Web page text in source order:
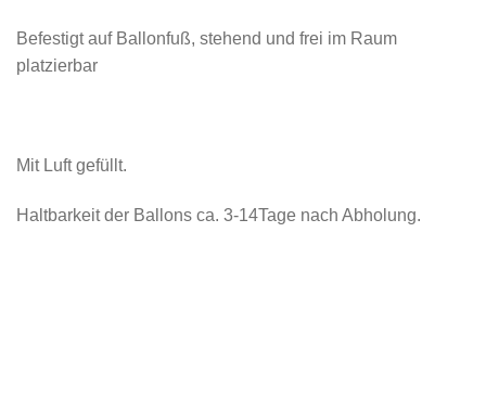
Befestigt auf Ballonfuß, stehend und frei im Raum
platzierbar
Mit Luft gefüllt.
Haltbarkeit der Ballons ca. 3-14Tage nach Abholung.